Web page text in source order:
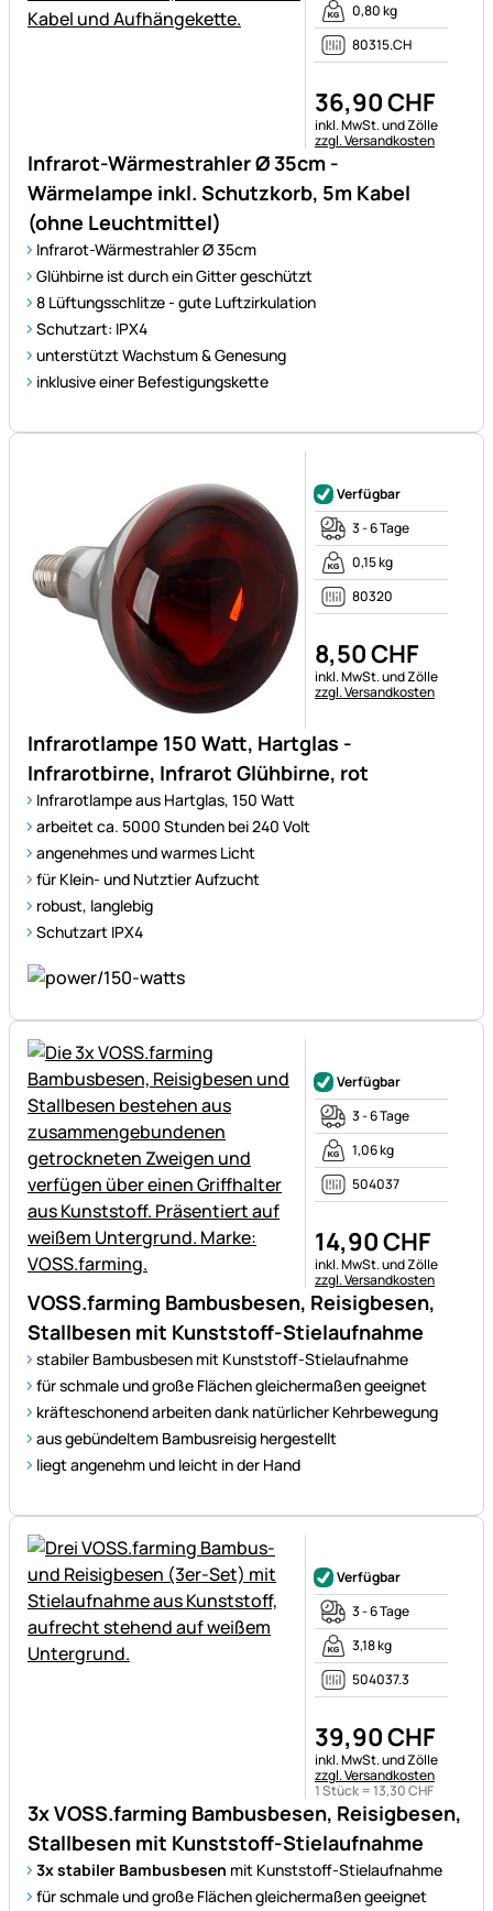
Infrarot-Wärmestrahler Ø 35cm -
Wärmelampe inkl. Schutzkorb, 5m Kabel
(ohne Leuchtmittel)
Infrarot-Wärmestrahler Ø 35cm
Glühbirne ist durch ein Gitter geschützt
8 Lüftungsschlitze - gute Luftzirkulation
Schutzart: IPX4
unterstützt Wachstum & Genesung
inklusive einer Befestigungskette
0,80 kg
80315.CH
36,90CHF
Steuerhinweis:
inkl. MwSt. und Zölle
zzgl. Versandkosten
Infrarotlampe 150 Watt, Hartglas -
Infrarotbirne, Infrarot Glühbirne, rot
Infrarotlampe aus Hartglas, 150 Watt
arbeitet ca. 5000 Stunden bei 240 Volt
angenehmes und warmes Licht
für Klein- und Nutztier Aufzucht
robust, langlebig
Schutzart IPX4
Verfügbar
3 - 6 Tage
0,15 kg
80320
8,50CHF
Steuerhinweis:
inkl. MwSt. und Zölle
zzgl. Versandkosten
VOSS.farming Bambusbesen, Reisigbesen,
Stallbesen mit Kunststoff-Stielaufnahme
stabiler Bambusbesen mit Kunststoff-Stielaufnahme
für schmale und große Flächen gleichermaßen geeignet
kräfteschonend arbeiten dank natürlicher Kehrbewegung
aus gebündeltem Bambusreisig hergestellt
liegt angenehm und leicht in der Hand
Verfügbar
3 - 6 Tage
1,06 kg
504037
14,90CHF
Steuerhinweis:
inkl. MwSt. und Zölle
zzgl. Versandkosten
3x VOSS.farming Bambusbesen, Reisigbesen,
Stallbesen mit Kunststoff-Stielaufnahme
3x stabiler Bambusbesen mit Kunststoff-Stielaufnahme
für schmale und große Flächen gleichermaßen geeignet
Verfügbar
3 - 6 Tage
3,18 kg
504037.3
39,90CHF
Steuerhinweis:
inkl. MwSt. und Zölle
zzgl. Versandkosten
1 Stück =13,30CHF